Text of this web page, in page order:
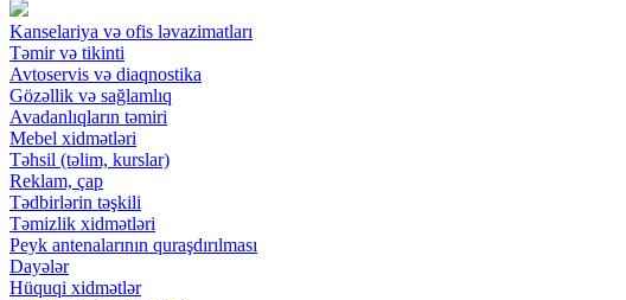
Kanselariya və ofis ləvazimatları
Təmir və tikinti
Avtoservis və diaqnostika
Gözəllik və sağlamlıq
Avadanlıqların təmiri
Mebel xidmətləri
Təhsil (təlim, kurslar)
Reklam, çap
Tədbirlərin təşkili
Təmizlik xidmətləri
Peyk antenalarının quraşdırılması
Dayələr
Hüquqi xidmətlər